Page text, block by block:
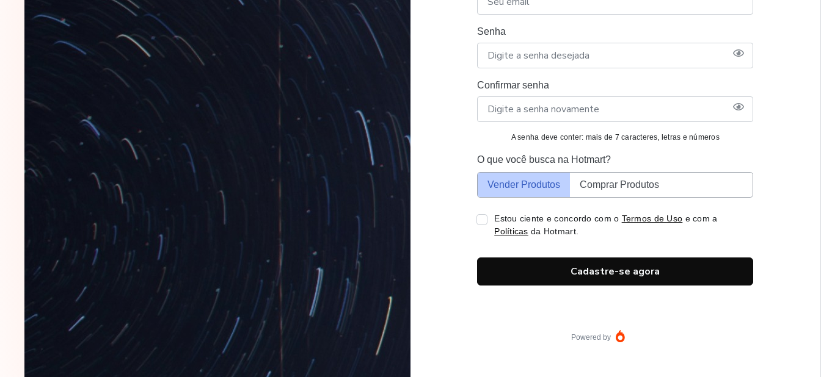
Senha
Confirmar senha
A senha deve conter: mais de 7 caracteres, letras e números
O que você busca na Hotmart?
Vender Produtos Comprar Produtos
Estou ciente e concordo com o Termos de Uso e com a
Políticas da Hotmart.
Cadastre-se agora
Powered by